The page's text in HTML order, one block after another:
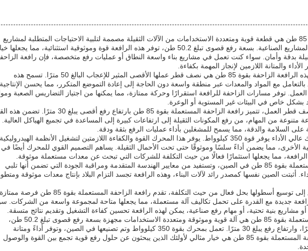
رافعة زاحفة مستعملة بقوة 85 طن هي قطعة قوية ومتعددة الاستخدامات من الآلات الثقيلة مصممة لتلبية الاحتياجات المتطلبة لمشاريع
البناء وتطوير البنية التحتية والمشاريع الصناعية. بسعة رفع قصوى تبلغ 50.2 طن، توفر هذه الرافعة قوة وموثوقية استثنائية، مما يجعلها
بدقة وأمان. سواء كنت تعمل في مشاريع بناء واسعة النطاق أو عمليات رفع متخصصة، فإن رافعة
واحدة من الميزات البارزة لهذه الرافعة الزاحفة بقوة 85 طن هي نصف قطر عملها الأقصى المثير للإعجاب البالغ 50 مترًا. تسمح هذه
مع المواد والمعدات عبر منطقة واسعة دون الحاجة إلى إعادة التموضع المتكرر، مما يحسن الإنتاجية
توفر مسارات الزاحفة للرافعة استقرارًا وحركة ممتازة، مما يمكنها من اجتياز التضاريس الصعبة
بشكل خاص في البيئات غير المستوية أو الوعرة.
بالإضافة إلى سعة الرفع ونصف قطر العمل، تتميز رافعة الزاحفة المستعملة بقوة 85 طن بارتفاع رفع أقصى يبلغ
متنوعة من المهام، من رفع المكونات الثقيلة إلى ارتفاعات كبيرة إلى المساعدة في تجميع الهياكل العالية.
السلامة والدقة، مما يسمح للمشغلين بأداء عمليات الرفع بثقة ودقة.
تزويد هذه الآلة القوية بمحرك عالي الأداء يوفر قوة 350 كيلوواط. يوفر هذا المحرك القوة والكفاءة اللازمتين لتشغيل الأنظمة الهيدروليكية
الأخرى، مما يضمن أداءً سلسًا وموثوقًا حتى تحت الأحمال الثقيلة. يساهم التصميم القوي للمحرك أيضًا في
الرافعة، مما يجعلها استثمارًا فعالًا من حيث التكلفة للشركات التي تبحث عن معدات مستعملة موثوقة.
تم تصنيع رافعة الزاحفة المستعملة بقوة 85 طن في الصين، وتستفيد من معايير الهندسة المتقدمة ومراقبة الجودة التي تضمن أنها تلبي
أثبتت الصين نفسها كمصدر رائد لآلات البناء، وهذه الرافعة تجسد التزام البلاد بإنتاج معدات موثوقة
بالنسبة للشركات التي تتطلع إلى توسيع أسطولها بحل فعال من حيث التكلفة، تقدم رافعة الزاحفة المستعملة بقوة 85 طن فرصة ممتازة.
جديدة مع القدرة على تحمل تكاليف آلة مستعملة، مما يجعلها متاحة لمجموعة واسعة من الشركات.
أو مشاريع بنية تحتية، أو مهام رفع صناعية، يمكن لهذه الرافعة تحسين كفاءة التشغيل وتقديم نتائج متسقة.
باختصار، رافعة الزاحفة المستعملة بقوة 85 طن هي آلة قوية وموثوقة ومتعددة الاستخدامات مجهزة بسعة رفع قصوى تبلغ 50.2 طن،
ونصف قطر عمل يبلغ 50 مترًا، وارتفاع رفع يبلغ 30 مترًا. تعمل بمحرك بقوة 350 كيلوواط وتم تصنيعها في الصين، وتوفر أداءً ومتانة
ممتازين. هذه الرافعة الزاحفة المستعملة بقوة 85 طن هي خيار مثالي لأولئك الذين يبحثون عن حلول رفع قوية تجمع بين القوة والوصول